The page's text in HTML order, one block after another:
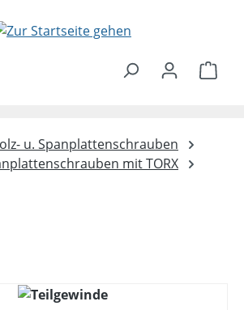
u. Spanplattenschrauben
mit TORX